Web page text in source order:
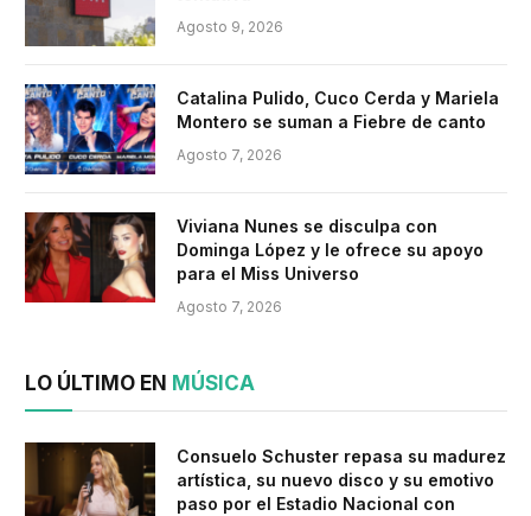
Agosto 9, 2026
Catalina Pulido, Cuco Cerda y Mariela
Montero se suman a Fiebre de canto
Agosto 7, 2026
Viviana Nunes se disculpa con
Dominga López y le ofrece su apoyo
para el Miss Universo
Agosto 7, 2026
LO ÚLTIMO EN MÚSICA
Consuelo Schuster repasa su madurez
artística, su nuevo disco y su emotivo
paso por el Estadio Nacional con